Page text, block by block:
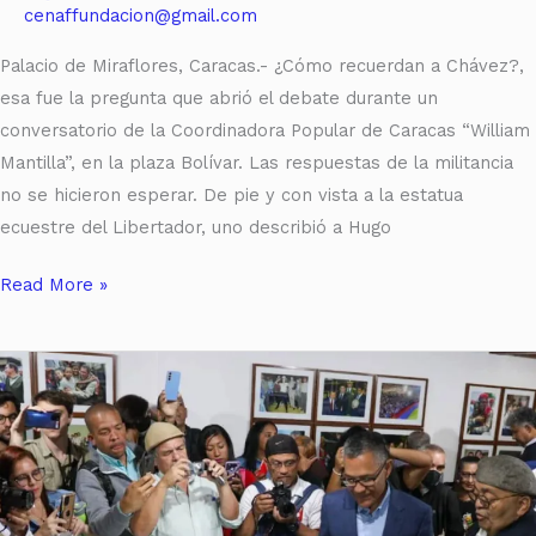
cenaffundacion@gmail.com
Palacio de Miraflores, Caracas.- ¿Cómo recuerdan a Chávez?,
esa fue la pregunta que abrió el debate durante un
conversatorio de la Coordinadora Popular de Caracas “William
Mantilla”, en la plaza Bolívar. Las respuestas de la militancia
no se hicieron esperar. De pie y con vista a la estatua
ecuestre del Libertador, uno describió a Hugo
Read More »
Frasso:
A
33
años
del
27F